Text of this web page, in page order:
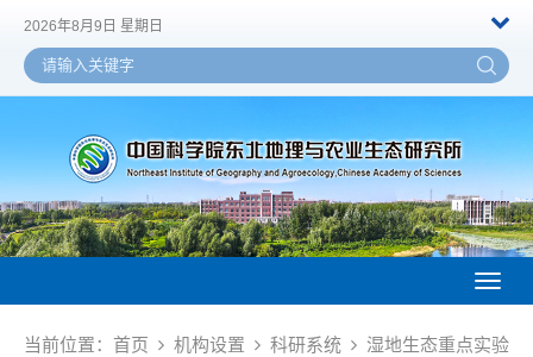
2026年8月9日 星期日
当前位置： 首页 机构设置 科研系统
湿地生态重点实验